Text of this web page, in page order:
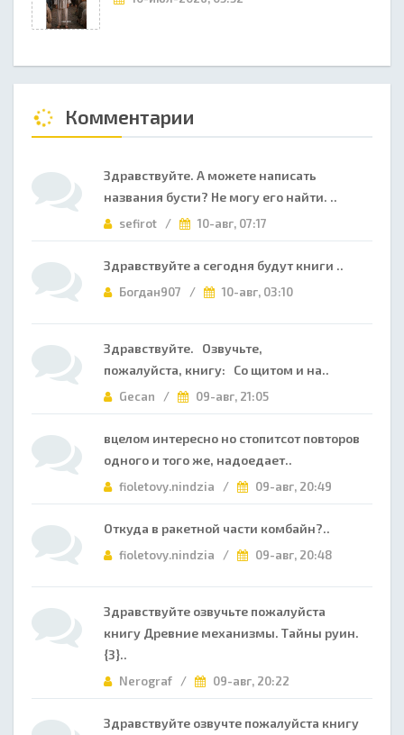
Комментарии
Здравствуйте. А можете написать
названия бусти? Не могу его найти. ..
sefirot / 10-авг, 07:17
Здравствуйте а сегодня будут книги ..
Богдан907 / 10-авг, 03:10
Здравствуйте. Озвучьте,
пожалуйста, книгу: Со щитом и на..
Gecan / 09-авг, 21:05
вцелом интересно но стопитсот повторов
одного и того же, надоедает..
fioletovy.nindzia / 09-авг, 20:49
Откуда в ракетной части комбайн?..
fioletovy.nindzia / 09-авг, 20:48
Здравствуйте озвучьте пожалуйста
книгу Древние механизмы. Тайны руин.
{3}..
Nerograf / 09-авг, 20:22
Здравствуйте озвучте пожалуйста книгу